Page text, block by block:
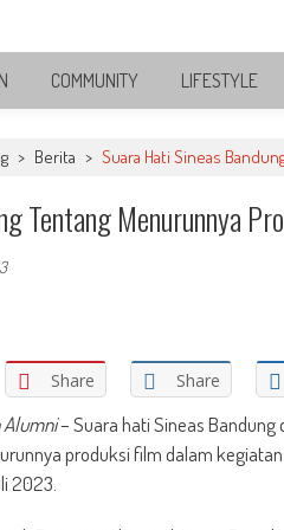
COMMUNITY LIFESTYLE
> Berita > Suara Hati Sineas
Tentang Menurunnya
Share Share
Alumni– Suara hati Sineas
produksi film dalam
2023.